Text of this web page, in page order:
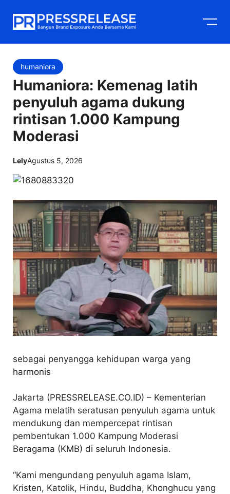
humaniora
Humaniora: Kemenag latih
penyuluh agama dukung
rintisan 1.000 Kampung
Moderasi
LelyAgustus 5, 2026
sebagai penyangga kehidupan warga yang
harmonis
Jakarta (PRESSRELEASE.CO.ID) – Kementerian
Agama melatih seratusan penyuluh agama untuk
mendukung dan mempercepat rintisan
pembentukan 1.000 Kampung Moderasi
Beragama (KMB) di seluruh Indonesia.
“Kami mengundang penyuluh agama Islam,
Kristen, Katolik, Hindu, Buddha, Khonghucu yang